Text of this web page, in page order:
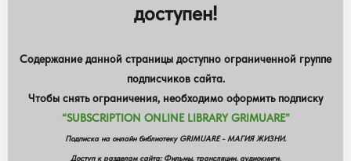
доступен!
Содержание данной страницы доступно ограниченной группе
подписчиков сайта.
Чтобы снять ограничения, необходимо оформить подписку
“SUBSCRIPTION ONLINE LIBRARY GRIMUARE”
Подписка на онлайн библиотеку GRIMUARE - МАГИЯ ЖИЗНИ.
Доступ к разделам сайта: Фильмы, трансляции, аудиокниги.